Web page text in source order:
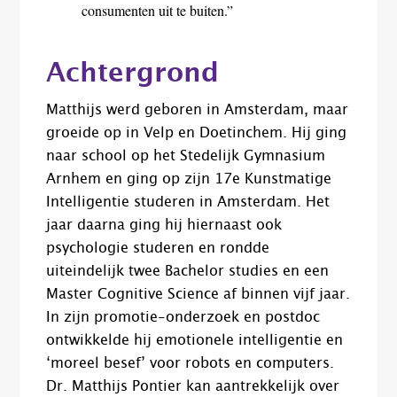
consumenten uit te buiten.”
Achtergrond
Matthijs werd geboren in Amsterdam, maar
groeide op in Velp en Doetinchem. Hij ging
naar school op het Stedelijk Gymnasium
Arnhem en ging op zijn 17e Kunstmatige
Intelligentie studeren in Amsterdam. Het
jaar daarna ging hij hiernaast ook
psychologie studeren en rondde
uiteindelijk twee Bachelor studies en een
Master Cognitive Science af binnen vijf jaar.
In zijn promotie-onderzoek en postdoc
ontwikkelde hij emotionele intelligentie en
‘moreel besef’ voor robots en computers.
Dr. Matthijs Pontier kan aantrekkelijk over